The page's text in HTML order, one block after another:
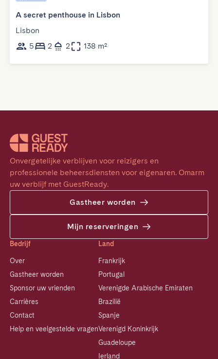
A secret penthouse in Lisbon
Lisbon
5
2 2 138 m²
Onvergetelijke verblijven voor reizigers en
professionele beheersdiensten voor eigenaren. Omarm
uw verblijf met GuestReady.
Gastheer worden
Mijn reserveringen
Bedrijf
Over
Gastheer worden
Sponsor uw vrienden
Carrières
Contact
Help en veelgestelde vragen
Land
Frankrijk
Portugal
Verenigde Arabische Emiraten
Brazilië
Spanje
Verenigd Koninkrijk
Guadeloupe
Ierland